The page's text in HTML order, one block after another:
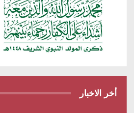
أخر الاخبار